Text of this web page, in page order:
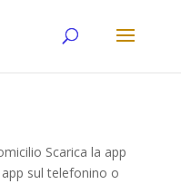
Scarica la app
sul telefonino o